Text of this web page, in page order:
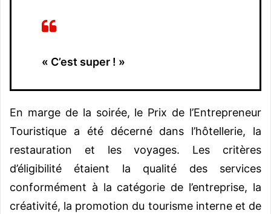
« C’est super ! »
En marge de la soirée, le Prix de l’Entrepreneur
Touristique a été décerné dans l’hôtellerie, la
restauration et les voyages. Les critères
d’éligibilité étaient la qualité des services
conformément à la catégorie de l’entreprise, la
créativité, la promotion du tourisme interne et de